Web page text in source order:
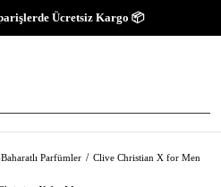
Ücretsiz Kargo 📦
Parfümler Clive Christian X for Men